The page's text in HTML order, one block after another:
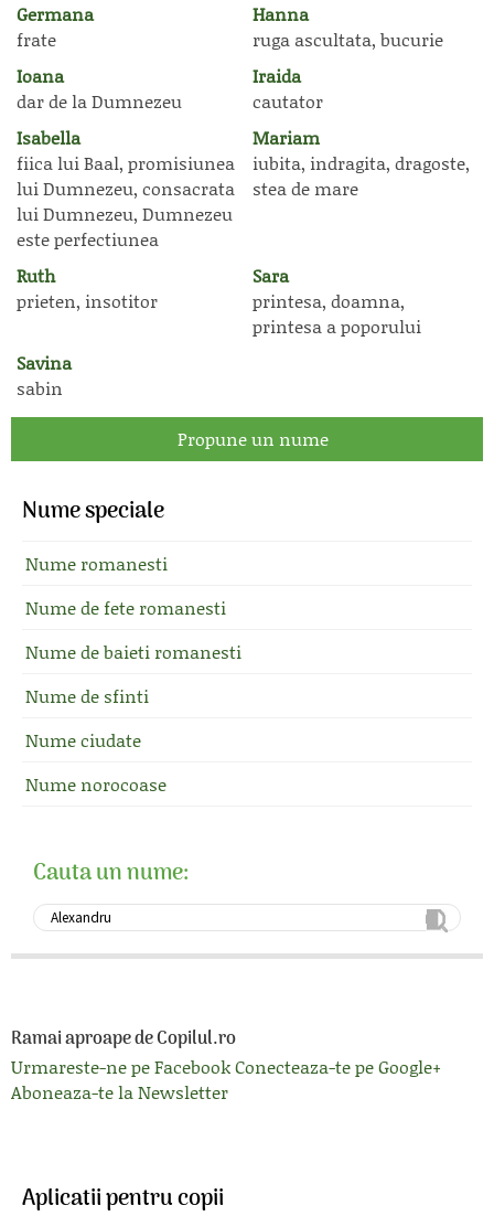
Germana
frate
Hanna
ruga ascultata, bucurie
Ioana
dar de la Dumnezeu
Iraida
cautator
Isabella
fiica lui Baal, promisiunea
lui Dumnezeu, consacrata
lui Dumnezeu, Dumnezeu
este perfectiunea
Mariam
iubita, indragita, dragoste,
stea de mare
Ruth
prieten, insotitor
Sara
printesa, doamna,
printesa a poporului
Savina
sabin
Propune un nume
Nume speciale
Nume romanesti
Nume de fete romanesti
Nume de baieti romanesti
Nume de sfinti
Nume ciudate
Nume norocoase
Cauta un nume:
Ramai aproape de Copilul.ro
Urmareste-ne pe FacebookConecteaza-te pe Google+
Aboneaza-te la Newsletter
Aplicatii pentru copii